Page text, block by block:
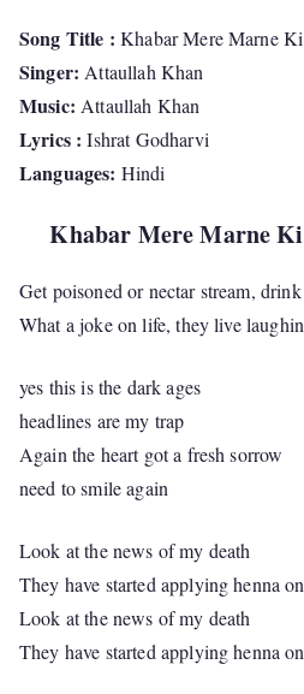
Song Title : Khabar Mere Marne Ki
Singer: Attaullah Khan
Music: Attaullah Khan
Lyrics : Ishrat Godharvi
Languages: Hindi
Khabar Mere Marne
Get poisoned or nectar stream,
What a joke on life, they live
yes this is the dark ages
headlines are my trap
Again the heart got a fresh sorrow
need to smile again
Look at the news of my death
They have started applying henna
Look at the news of my death
They have started applying henna